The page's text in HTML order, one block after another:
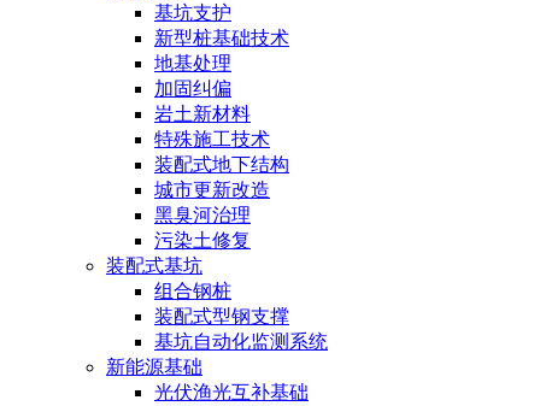
基坑支护
新型桩基础技术
地基处理
加固纠偏
岩土新材料
特殊施工技术
装配式地下结构
城市更新改造
黑臭河治理
污染土修复
装配式基坑
组合钢桩
装配式型钢支撑
基坑自动化监测系统
新能源基础
光伏渔光互补基础